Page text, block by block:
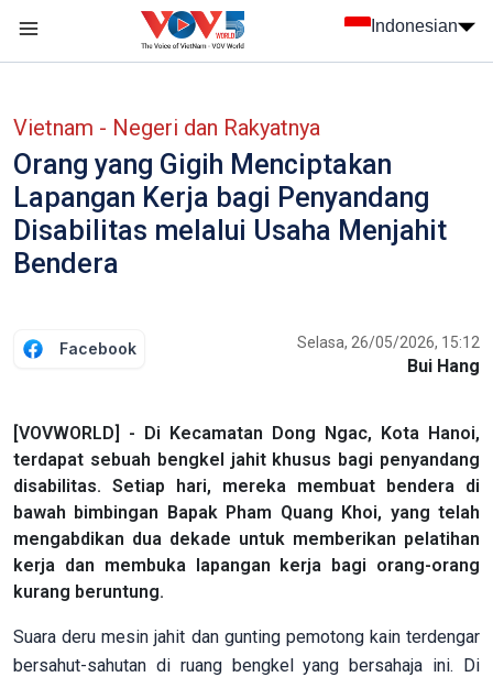
Indonesian
Vietnam - Negeri dan Rakyatnya
Orang yang Gigih Menciptakan
Lapangan Kerja bagi Penyandang
Disabilitas melalui Usaha Menjahit
Bendera
Facebook Selasa, 26/05/2026, 15:12
Bui Hang
[VOVWORLD] - Di Kecamatan Dong Ngac, Kota Hanoi,
terdapat sebuah bengkel jahit khusus bagi penyandang
disabilitas. Setiap hari, mereka membuat bendera di
bawah bimbingan Bapak Pham Quang Khoi, yang telah
mengabdikan dua dekade untuk memberikan pelatihan
kerja dan membuka lapangan kerja bagi orang-orang
kurang beruntung.
Suara deru mesin jahit dan gunting pemotong kain terdengar
bersahut-sahutan di ruang bengkel yang bersahaja ini. Di